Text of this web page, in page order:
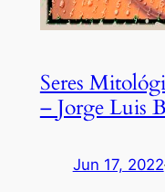
Seres
– Jorge Luis
Jun 17, 2022